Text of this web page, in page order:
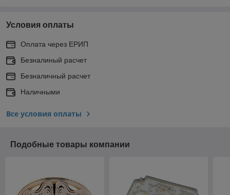
Условия оплаты
Оплата через ЕРИП
Безналиный расчет
Безналичный расчет
Наличными
Все условия оплаты
Подобные товары компании